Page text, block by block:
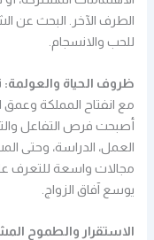
الطرف الآخر. البحث عن
للحب والانسجام.
ظروف الحياة والعولمة:
مع انفتاح المملكة وعمق
أصبحت فرص التفاعل
العمل، الدراسة، وحتى
مجالات واسعة للتعرف
يوسع آفاق الزواج.
الاستقرار والطموح